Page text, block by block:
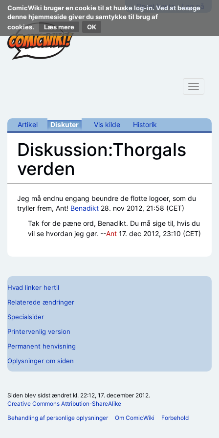
ComicWiki bruger en cookie til at huske log-in. Ved at besøge
denne hjemmeside giver du samtykke til brug af
cookies.
Læs mere
Opret konto Log på
Toggle
Artikel Diskuter Vis kilde Historik
Diskussion:Thorgals
verden
Jeg må endnu engang beundre de flotte logoer, som du
tryller frem, Ant! Benadikt 28. nov 2012, 21:58 (CET)
Tak for de pæne ord, Benadikt. Du må sige til, hvis du
vil se hvordan jeg gør. --Ant 17. dec 2012, 23:10 (CET)
Hvad linker hertil
Relaterede ændringer
Specialsider
Printervenlig version
Permanent henvisning
Oplysninger om siden
Siden blev sidst ændret kl. 22:12, 17. december 2012.
Creative Commons Attribution-ShareAlike
Behandling af personlige oplysninger
Om ComicWiki Forbehold